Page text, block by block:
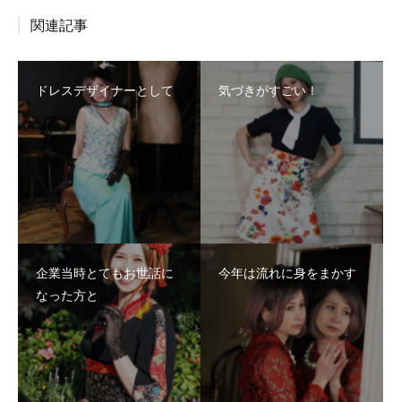
関連記事
ドレスデザイナーとして 気づきがすごい！
企業当時とてもお世話に
なった方と
今年は流れに身をまかす